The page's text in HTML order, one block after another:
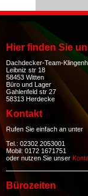
Hier finden Sie
Dachdecker-Team-
Leibniz str 18
58453 Witten
Büro und Lager
Gahlenfeld str 27
58313 Herdecke
Kontakt
Rufen Sie einfach an unter
Tel.: 02302 2053001
Mobil: 0172 1671751
oder nutzen Sie unser
Bürozeiten